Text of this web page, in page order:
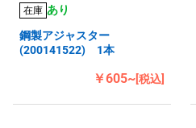
在庫 あり
鋼製アジャスター
(200141522) 1本
￥605~[税込]